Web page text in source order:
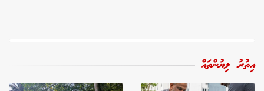
އިތުރު ލިޔުންތައް